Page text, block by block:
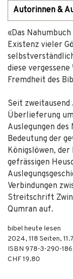
Autorinnen &
«Das
Existenz vieler
diese
Fremdheit des
Seit
Überlieferung
Auslegungen
Bedeutung der
Königslöwen,
gefrässigen
Verbindungen
Streitschrift
Qumran auf.
bibel heute lesen
2024, 118 Seiten,
ISBN 978-3-290-
CHF 19.80